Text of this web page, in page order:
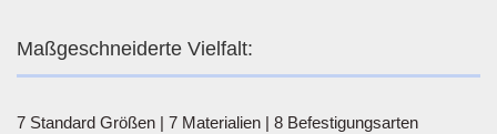
Maßgeschneiderte Vielfalt:
7 Standard Größen | 7 Materialien | 8 Befestigungsarten